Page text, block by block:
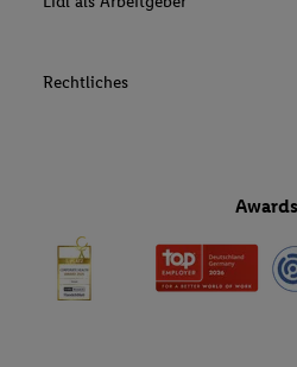
Rechtliches
Awards